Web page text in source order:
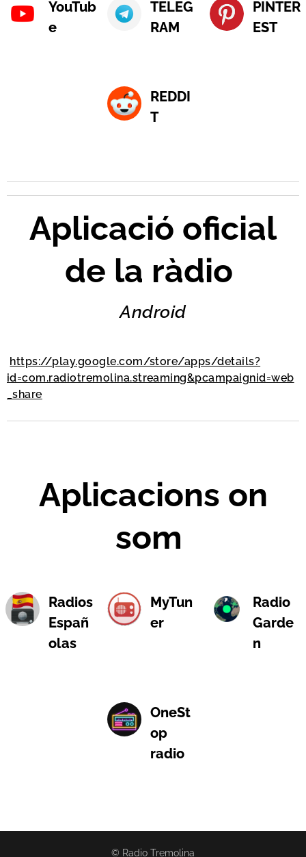
YouTub
e
TELEG
RAM
PINTER
EST
REDDI
T
Aplicació oficial
de la ràdio
Android
https://play.google.com/store/apps/details?
id=com.radiotremolina.streaming&pcampaignid=web
_share
Aplicacions on
som
Radios
Españ
olas
MyTun
er
Radio
Garde
n
OneSt
op
radio
© Radio Tremolina